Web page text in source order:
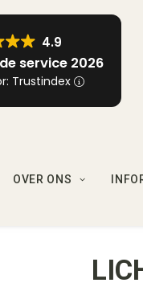
4.9
service 2026
Trustindex
OVER ONS